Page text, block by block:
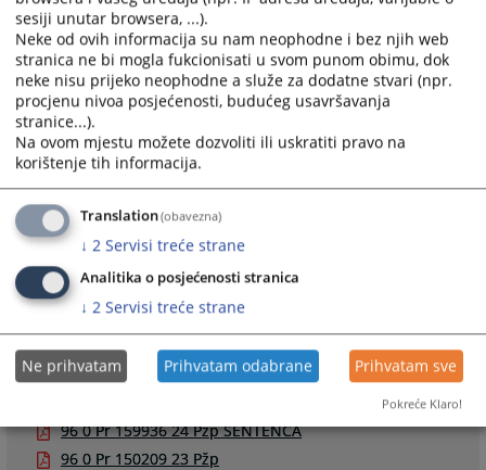
96 0 Pr 130023 20 Pžp SENTENCA
96 0 Pr 130255 20 Pžp
96 0 Pr 130255 20 Pžp SENTENCA
96 0 Pr 147293 22 Pžp
96 0 Pr 147293 22 Pžp SENTENCA
96 0 Pr 143896 23 Pžp
96 0 Pr 143896 23 Pžp SENTENCA
96 0 Pr 144509 22 Pžp
96 0 Pr 144509 22 Pžp SENTENCA
96 0 Pr 143387 22 SENTENCA
96 0 Pr 150132 23 Pžp
96 0 Pr 150132 23 Pžp SENTENCA
96 0 Pr 143840 22 Pžp
96 0 Pr 159936 24 Pžp SENTENCA
96 0 Pr 150209 23 Pžp
sesiji unutar browsera, ...).
Neke od ovih informacija su nam neophodne i bez njih web
stranica ne bi mogla fukcionisati u svom punom obimu, dok
neke nisu prijeko neophodne a služe za dodatne stvari (npr.
procjenu nivoa posjećenosti, budućeg usavršavanja
stranice...).
Na ovom mjestu možete dozvoliti ili uskratiti pravo na
korištenje tih informacija.
Translation(obavezna)
↓ 2 Servisi treće strane
Analitika o posjećenosti stranica
↓ 2 Servisi treće strane
Ne prihvatam Prihvatam odabrane Prihvatam sve
Pokreće Klaro!